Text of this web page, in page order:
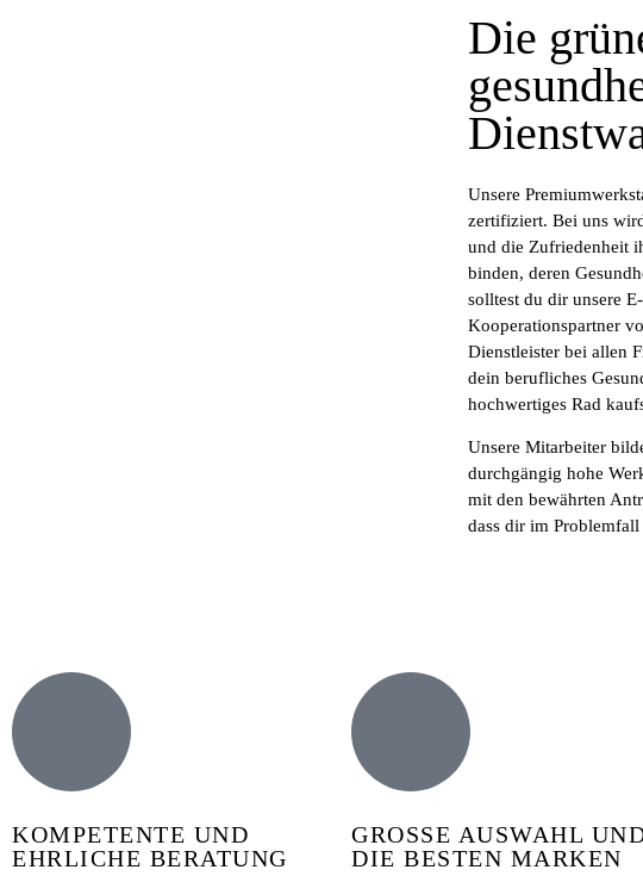
Die
Unsere
zertifiziert. Bei uns
und die Zufriedenheit
binden, deren
solltest du dir unsere
Kooperationspartner
Dienstleister bei allen
dein berufliches
hochwertiges Rad
Unsere Mitarbeiter
durchgängig hohe
mit den bewährten
dass dir im
KOMPETENTE UND
EHRLICHE BERATUNG
GROSSE AUSWAHL UND
IE BESTEN MARKEN